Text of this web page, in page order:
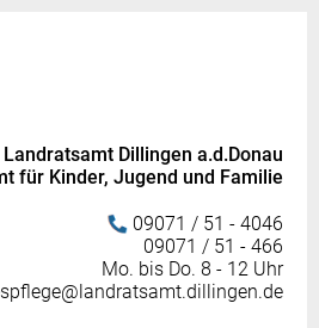
Landratsamt Dillingen a.d.Donau
für Kinder, Jugend und Familie
09071 / 51 - 4046
09071 / 51 - 466
Mo. bis Do. 8 - 12 Uhr